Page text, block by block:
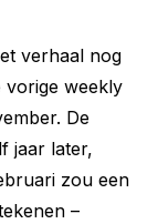
verhaal nog
vorige weekly
De
jaar later,
zou een
–